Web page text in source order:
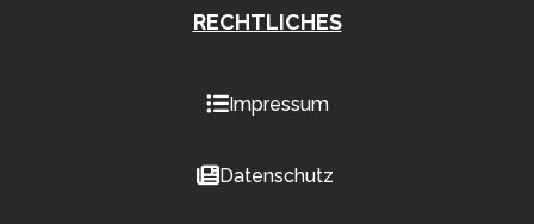
RECHTLICHES
Impressum
Datenschutz